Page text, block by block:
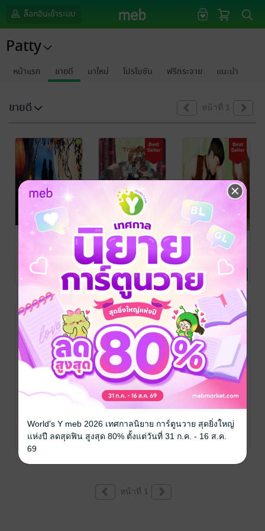
ล็อกอินเข้าระบบ
Patty
หน้าแรก ขายดี มาใหม่ โปรโมชัน ฟรีกระจาย แนะนำ
ขายดี หน้าที่ 1
เปลวไฟรัก
นิยายโรมานซ์
1 Rating
วิวาห์ ซาตาน
Patty
นิยายโรมานซ์
5 Rating
เล่ห์ร้ายซาตาน
นิยายโรมานซ์
4 Rating
กรุณาเข้าสู่
ระบบก่อน
แรงรักซาตาน
Patty
นิยายโรมานซ์
กรุณาเข้าสู่
ระบบก่อน
หน้าที่ 1
World's Y meb 2026 เทศกาลนิยาย การ์ตูนวาย สุดยิ่งใหญ่
แห่งปี ลดสุดฟิน สูงสุด 80% ตั้งแต่วันที่ 31 ก.ค. - 16 ส.ค.
69